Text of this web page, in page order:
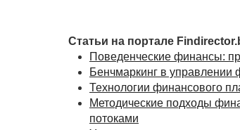
Статьи на портале
Поведенческие финансы:
Бенчмаркинг в управлении
Технологии финансового
Методические подходы
потоками